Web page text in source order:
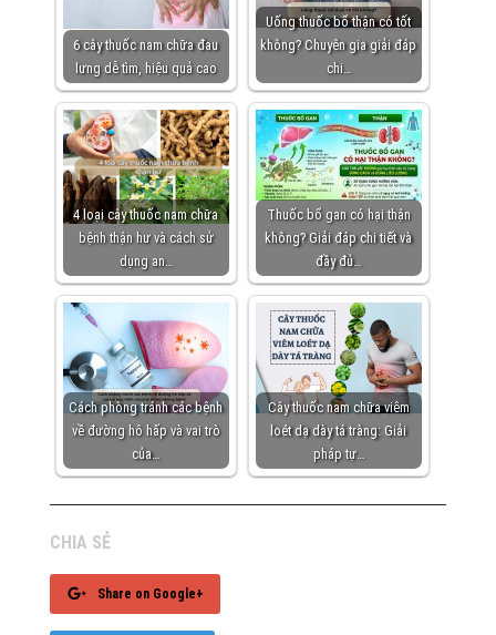
6 cây thuốc nam chữa đau
lưng dễ tìm, hiệu quả cao
Uống thuốc bổ thận có tốt
không? Chuyên gia giải đáp
chi…
4 loại cây thuốc nam chữa
bệnh thận hư và cách sử
dụng an…
Thuốc bổ gan có hại thận
không? Giải đáp chi tiết và
đầy đủ…
Cách phòng tránh các bệnh
về đường hô hấp và vai trò
của…
Cây thuốc nam chữa viêm
loét dạ dày tá tràng: Giải
pháp tự…
CHIA SẺ
Share on Google+